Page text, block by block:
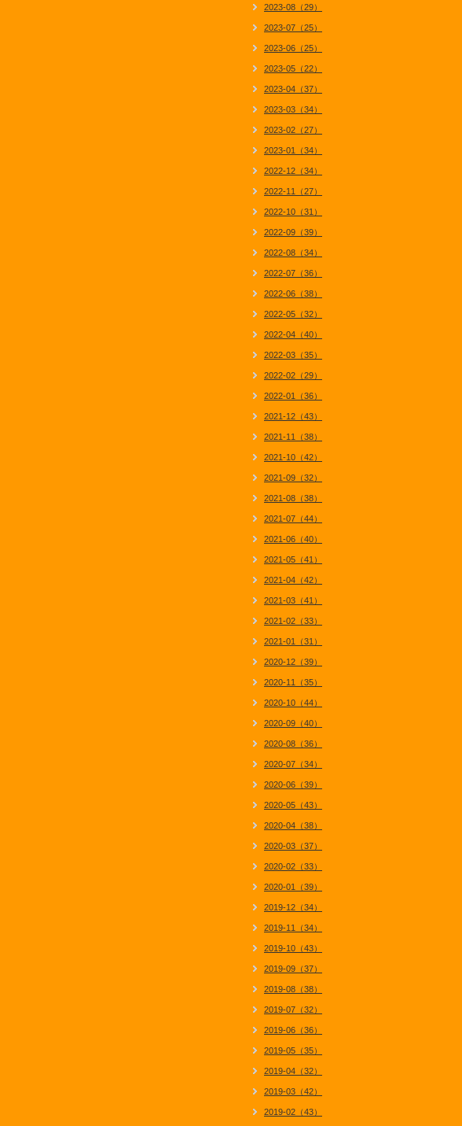
2023-08（29）
2023-07（25）
2023-06（25）
2023-05（22）
2023-04（37）
2023-03（34）
2023-02（27）
2023-01（34）
2022-12（34）
2022-11（27）
2022-10（31）
2022-09（39）
2022-08（34）
2022-07（36）
2022-06（38）
2022-05（32）
2022-04（40）
2022-03（35）
2022-02（29）
2022-01（36）
2021-12（43）
2021-11（38）
2021-10（42）
2021-09（32）
2021-08（38）
2021-07（44）
2021-06（40）
2021-05（41）
2021-04（42）
2021-03（41）
2021-02（33）
2021-01（31）
2020-12（39）
2020-11（35）
2020-10（44）
2020-09（40）
2020-08（36）
2020-07（34）
2020-06（39）
2020-05（43）
2020-04（38）
2020-03（37）
2020-02（33）
2020-01（39）
2019-12（34）
2019-11（34）
2019-10（43）
2019-09（37）
2019-08（38）
2019-07（32）
2019-06（36）
2019-05（35）
2019-04（32）
2019-03（42）
2019-02（43）